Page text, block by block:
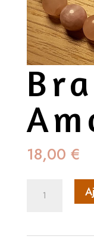
18,00 €
quantité